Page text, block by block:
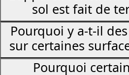
sol est fait de
Pourquoi y a-t-il
sur certaines
Pourquoi